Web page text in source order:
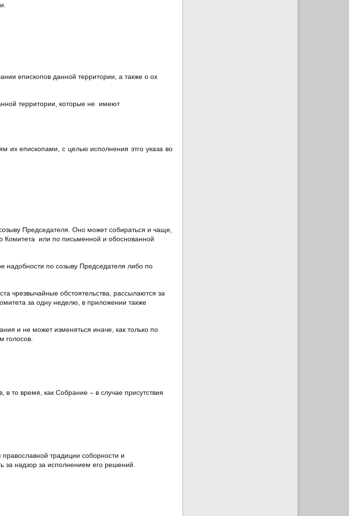
епископов данной территории, а также о ох
территории, которые не имеют
епископами, с целью исполнения этго указа во
Председателя. Оно может собираться и чаще,
Комитета или по письменной и обоснованной
по созыву Председателя либо по
чрезвычайные обстоятельства, рассылаются за
за одну неделю, в приложении также
и не может изменяться иначе, как только по
голосов.
в то время, как Собрание – в случае присутствия
традиции соборности и
за надзор за исполнением его решений.